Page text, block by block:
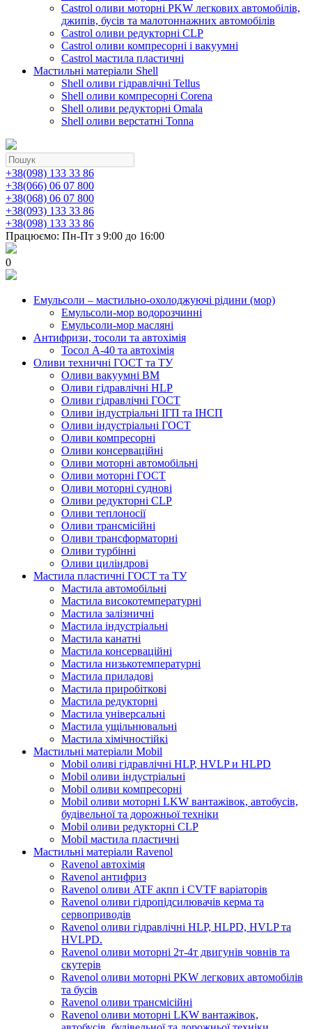
Castrol оливи моторні PKW легкових автомобілів,
джипів, бусів та малотоннажних автомобілів
Castrol оливи редукторні CLP
Castrol оливи компресорні і вакуумні
Castrol мастила пластичні
Мастильні матеріали Shell
Shell оливи гідравлічні Tellus
Shell оливи компресорні Corena
Shell оливи редукторні Omala
Shell оливи верстатні Tonna
+38(098) 133 33 86
+38(066) 06 07 800
+38(068) 06 07 800
+38(093) 133 33 86
+38(098) 133 33 86
Працюємо: Пн-Пт з 9:00 до 16:00
0
Емульсоли – мастильно-охолоджуючі рідини (мор)
Емульсоли-мор водорозчинні
Емульсоли-мор масляні
Антифризи, тосоли та автохімія
Тосол А-40 та автохімія
Оливи техничні ГОСТ та ТУ
Оливи вакуумні ВМ
Оливи гідравлічні HLP
Оливи гідравлічні ГОСТ
Оливи індустріальні ІГП та ІНСП
Оливи індустріальні ГОСТ
Оливи компресорні
Оливи консерваційні
Оливи моторні автомобільні
Оливи моторні ГОСТ
Оливи моторні суднові
Оливи редукторні CLP
Оливи теплоносії
Оливи трансмісійні
Оливи трансформаторні
Оливи турбінні
Оливи циліндрові
Мастила пластичні ГОСТ та ТУ
Мастила автомобільні
Мастила високотемпературні
Мастила залізничні
Мастила індустріальні
Мастила канатні
Мастила консерваційні
Мастила низькотемпературні
Мастила приладові
Мастила приробіткові
Мастила редукторні
Мастила універсальні
Мастила ущільнювальні
Мастила хімічностійкі
Мастильні матеріали Mobil
Mobil оливі гідравлічні HLP, HVLP и HLPD
Mobil оливи індустріальні
Mobil оливи компресорні
Mobil оливи моторні LKW вантажівок, автобусів,
будівельної та дорожньої техніки
Mobil оливи редукторні CLP
Mobil мастила пластичні
Мастильні матеріали Ravenol
Ravenol автохімія
Ravenol антифриз
Ravenol оливи ATF акпп і CVTF варіаторів
Ravenol оливи гідропідсилювачів керма та
сервоприводів
Ravenol оливи гідравлічні HLP, HLPD, HVLP та
HVLPD.
Ravenol оливи моторні 2т-4т двигунів човнів та
скутерів
Ravenol оливи моторні PKW легкових автомобілів
та бусів
Ravenol оливи трансмісійні
Ravenol оливи моторні LKW вантажівок,